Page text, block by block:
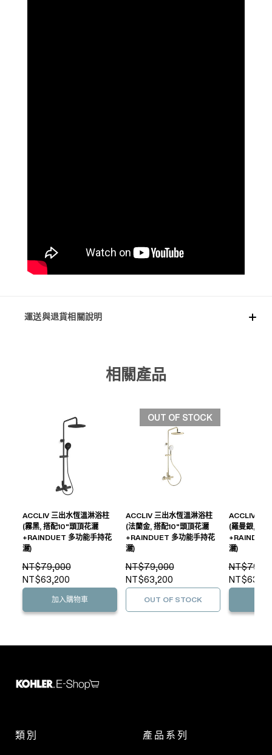
運送與退貨相關說明
相關產品
ACCLIV 三出水恆溫淋浴柱
(霧黑, 搭配10"頭頂花灑
+RAINDUET 多功能手持花
灑)
NT$79,000
NT$63,200
加入購物車
OUT OF STOCK
ACCLIV 三出水恆溫淋浴柱
(法蘭金, 搭配10"頭頂花灑
+RAINDUET 多功能手持花
灑)
NT$79,000
NT$63,200
OUT OF STOCK
ACCLIV 三
(羅曼銀, 搭
灑)
類別 產品系列